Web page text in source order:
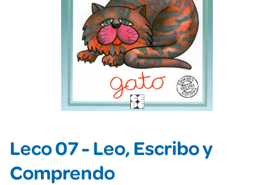
Leco 07 - Leo, Escribo y
Comprendo